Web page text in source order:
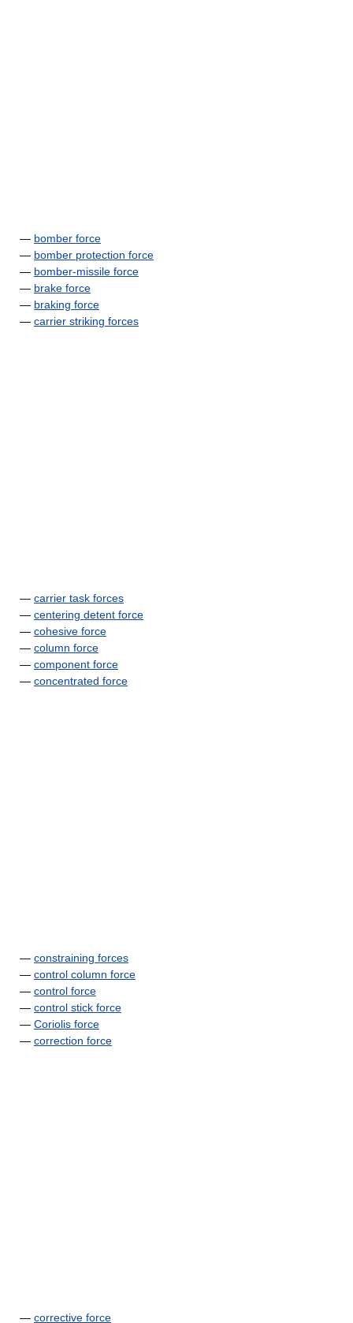
— bomber force
— bomber protection force
— bomber-missile force
— brake force
— braking force
— carrier striking forces
— carrier task forces
— centering detent force
— cohesive force
— column force
— component force
— concentrated force
— constraining forces
— control column force
— control force
— control stick force
— Coriolis force
— correction force
— corrective force